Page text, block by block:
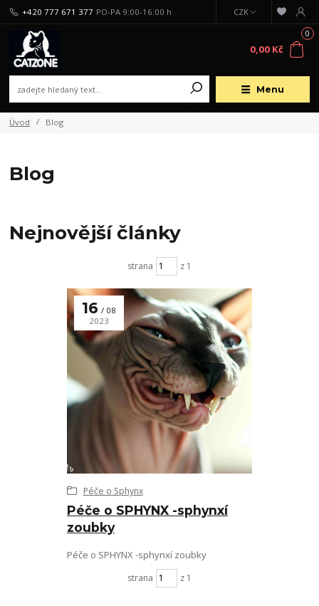
Menu
CZK
+420 777 671 377 PO-PA 9:00-16:00 h
0
0,00 Kč
Úvod Blog
Blog
Nejnovější články
strana z 1
Péče o SPHYNX -sphynxí
zoubky
16
08
2023
Péče o Sphynx
Péče o SPHYNX -sphynxí zoubky
strana z 1